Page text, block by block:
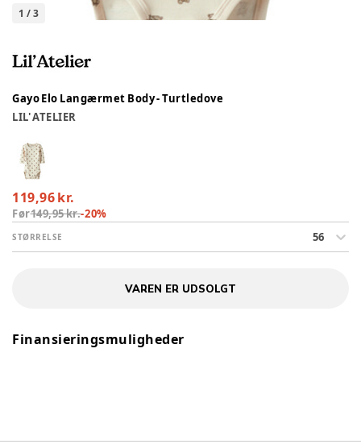
1 /3
Gayo Elo Langærmet Body - Turtledove
LIL' ATELIER
119,96 kr.
Før149,95 kr.-20%
STØRRELSE 56
VAREN ER UDSOLGT
Finansieringsmuligheder